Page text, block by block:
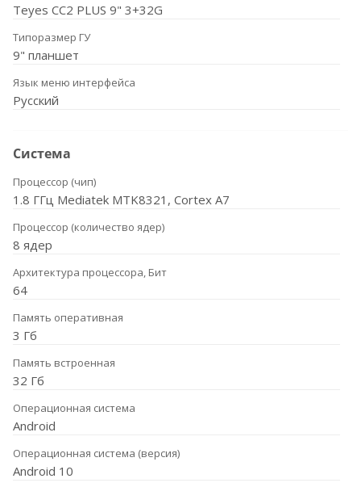
Teyes CC2 PLUS 9" 3+32G
Типоразмер ГУ
9" планшет
Язык меню интерфейса
Русский
Система
Процессор (чип)
1.8 ГГц Mediatek MTK8321, Cortex A7
Процессор (количество ядер)
8 ядер
Архитектура процессора, Бит
64
Память оперативная
3 Гб
Память встроенная
32 Гб
Операционная система
Android
Операционная система (версия)
Android 10